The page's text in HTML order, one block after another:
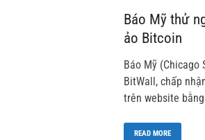
Báo Mỹ thử
ảo Bitcoin
Báo Mỹ (Chicago
BitWall, chấp
trên website
READ MORE